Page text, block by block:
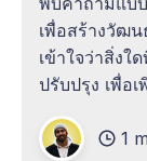
เพื่อสร้างวัฒ
เข้าใจว่าสิ่งใ
ปรับปรุง เพื่อ
ทำงานที่ดีที่ส่
1